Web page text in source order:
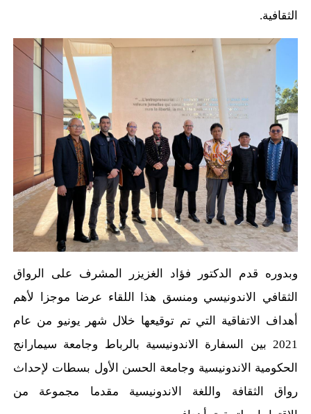
الثقافية.
وبدوره قدم الدكتور فؤاد الغزيزر المشرف على الرواق
الثقافي الاندونيسي ومنسق هذا اللقاء عرضا موجزا لأهم
أهداف الاتفاقية التي تم توقيعها خلال شهر يونيو من عام
2021 بين السفارة الاندونيسية بالرباط وجامعة سيمارانج
الحكومية الاندونيسية وجامعة الحسن الأول بسطات لإحداث
رواق الثقافة واللغة الاندونيسية مقدما مجموعة من